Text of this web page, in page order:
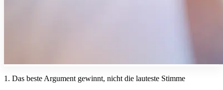
1. Das beste Argument gewinnt, nicht die lauteste Stimme